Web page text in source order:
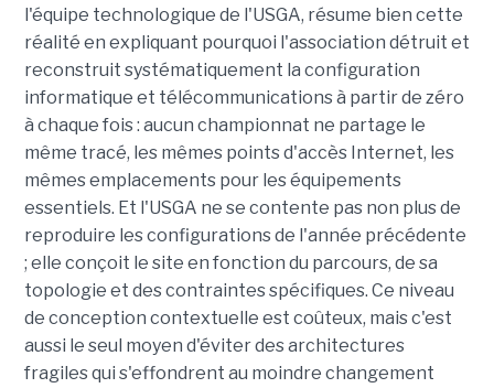
l'équipe technologique de l'USGA, résume bien cette
réalité en expliquant pourquoi l'association détruit et
reconstruit systématiquement la configuration
informatique et télécommunications à partir de zéro
à chaque fois : aucun championnat ne partage le
même tracé, les mêmes points d'accès Internet, les
mêmes emplacements pour les équipements
essentiels. Et l'USGA ne se contente pas non plus de
reproduire les configurations de l'année précédente
; elle conçoit le site en fonction du parcours, de sa
topologie et des contraintes spécifiques. Ce niveau
de conception contextuelle est coûteux, mais c'est
aussi le seul moyen d'éviter des architectures
fragiles qui s'effondrent au moindre changement